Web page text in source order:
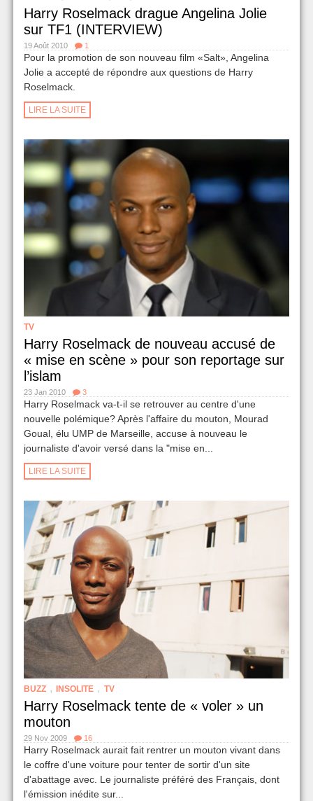
Harry Roselmack drague Angelina Jolie
sur TF1 (INTERVIEW)
19 Août 2010 1
Pour la promotion de son nouveau film «Salt», Angelina
Jolie a accepté de répondre aux questions de Harry
Roselmack.
LIRE LA SUITE
TV
Harry Roselmack de nouveau accusé de
« mise en scène » pour son reportage sur
l’islam
23 Jan 2010 3
Harry Roselmack va-t-il se retrouver au centre d'une
nouvelle polémique? Après l'affaire du mouton, Mourad
Goual, élu UMP de Marseille, accuse à nouveau le
journaliste d'avoir versé dans la "mise en...
LIRE LA SUITE
BUZZ , INSOLITE , TV
Harry Roselmack tente de « voler » un
mouton
29 Nov 2009 16
Harry Roselmack aurait fait rentrer un mouton vivant dans
le coffre d'une voiture pour tenter de sortir d'un site
d'abattage avec. Le journaliste préféré des Français, dont
l'émission inédite sur...